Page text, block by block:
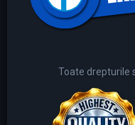
Toate drepturile